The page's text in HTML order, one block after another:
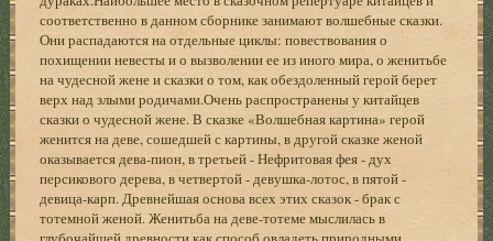
соответственно в данном сборнике занимают волшебные сказки.
Они распадаются на отдельные циклы: повествования о
похищении невесты и о вызволении ее из иного мира, о женитьбе
на чудесной жене и сказки о том, как обездоленный герой берет
верх над злыми родичами.Очень распространены у китайцев
сказки о чудесной жене. В сказке «Волшебная картина» герой
женится на деве, сошедшей с картины, в другой сказке женой
оказывается дева-пион, в третьей - Нефритовая фея - дух
персикового дерева, в четвертой - девушка-лотос, в пятой -
девица-карп. Древнейшая основа всех этих сказок - брак с
тотемной женой. Женитьба на деве-тотеме мыслилась в